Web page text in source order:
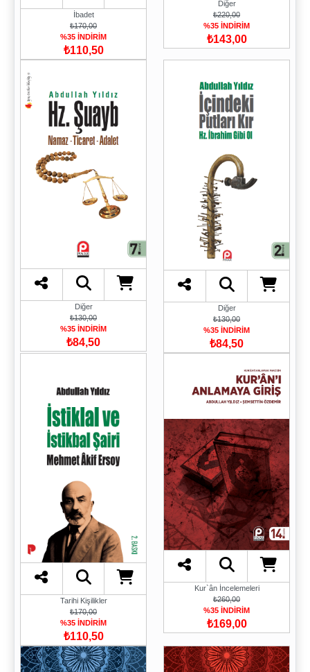
İbadet
₺170,00
%35 İNDİRİM
₺110,50
Diğer
₺220,00
%35 İNDİRİM
₺143,00
Diğer
₺130,00
%35 İNDİRİM
₺84,50
Diğer
₺130,00
%35 İNDİRİM
₺84,50
Tarihi Kişilikler
₺170,00
%35 İNDİRİM
₺110,50
Kur`ân İncelemeleri
₺260,00
%35 İNDİRİM
₺169,00